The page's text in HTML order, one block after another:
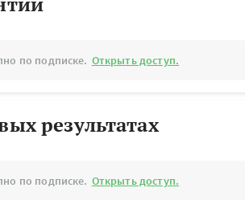
по подписке. Открыть доступ.
результатах
по подписке. Открыть доступ.